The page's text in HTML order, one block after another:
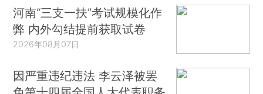
河南“三支一扶”考试规模化作
弊 内外勾结提前获取试卷
2026年08月07日
因严重违纪违法 李云泽被罢